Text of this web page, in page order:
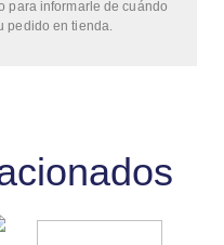
para informarle de cuándo
pedido en tienda.